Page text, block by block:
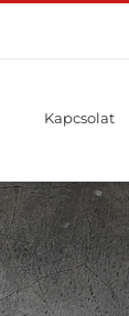
Kapcsolat